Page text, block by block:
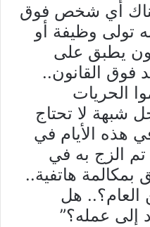
أي شخص فوق
تولى وظيفة أو
يطبق على
فوق القانون..
الحريات
شبهة لا تحتاج
هذه الأيام في
تم الزج به في
هاتفية..
هل
إلى عمله؟”